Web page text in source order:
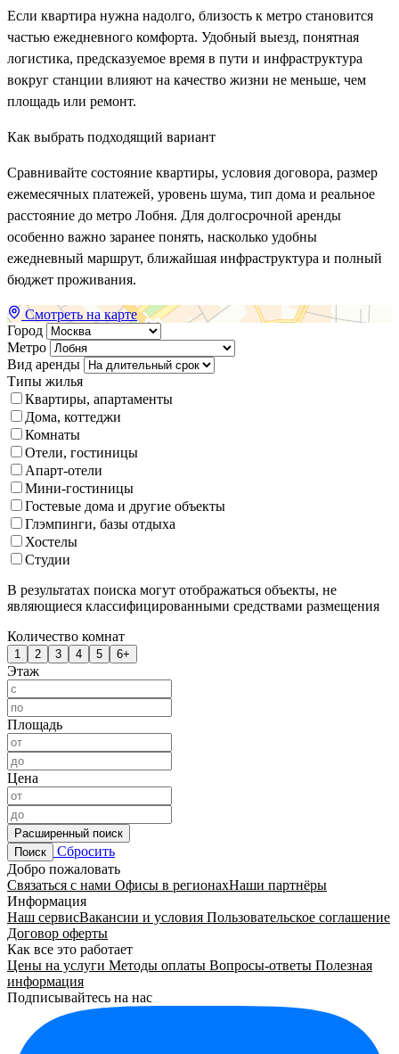
Если квартира нужна надолго, близость к метро становится
частью ежедневного комфорта. Удобный выезд, понятная
логистика, предсказуемое время в пути и инфраструктура
вокруг станции влияют на качество жизни не меньше, чем
площадь или ремонт.
Как выбрать подходящий вариант
Сравнивайте состояние квартиры, условия договора, размер
ежемесячных платежей, уровень шума, тип дома и реальное
расстояние до метро Лобня. Для долгосрочной аренды
особенно важно заранее понять, насколько удобны
ежедневный маршрут, ближайшая инфраструктура и полный
бюджет проживания.
Смотреть на карте
Город
Метро
Вид аренды
Типы жилья
Квартиры, апартаменты
Дома, коттеджи
Комнаты
Отели, гостиницы
Апарт-отели
Мини-гостиницы
Гостевые дома и другие объекты
Глэмпинги, базы отдыха
Хостелы
Студии
В результатах поиска могут отображаться объекты, не
являющиеся классифицированными средствами размещения
Количество комнат
1 2 3 4 5 6+
Этаж
Площадь
Цена
Расширенный поиск
Поиск
Сбросить
Добро пожаловать
Связаться с нами Офисы в регионахНаши партнёры
Информация
Наш сервисВакансии и условия Пользовательское соглашение
Договор оферты
Как все это работает
Цены на услуги Методы оплаты Вопросы-ответы Полезная
информация
Подписывайтесь на нас